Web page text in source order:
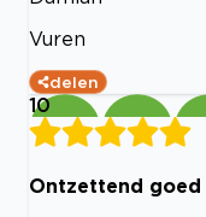
Vuren
delen
10
Ontzettend goed